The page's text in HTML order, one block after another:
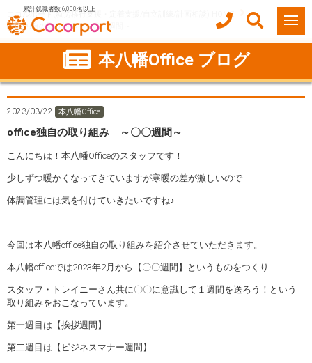
累計就職者数 6,000名以上
ココルポート(就労移行支援・定着支援/自立訓練/計画相談) HOME
office独自の取り組み ～〇〇週間～
本八幡Office ブログ
2023/03/22 本八幡Office
office独自の取り組み ～〇〇週間～
こんにちは！本八幡Officeのスタッフです！
少しずつ暖かくなってきていますが寒暖の差が激しいので
体調管理には気を付けていきたいですね♪
今回は本八幡office独自の取り組みを紹介させていただきます。
本八幡officeでは2023年2月から【〇〇週間】というものをつくり
スタッフ・トレイニーさん共に〇〇に意識して１週間を送ろう！という
取り組みをおこなっています。
第一週目は【挨拶週間】
第二週目は【ビジネスマナー週間】